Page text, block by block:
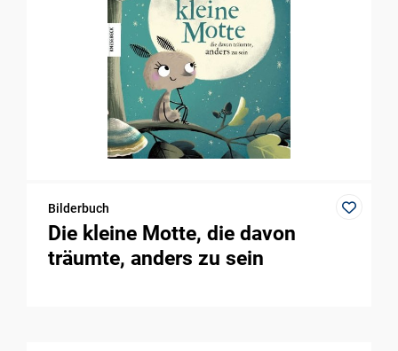
Bilderbuch
Die kleine Motte, die davon
träumte, anders zu sein